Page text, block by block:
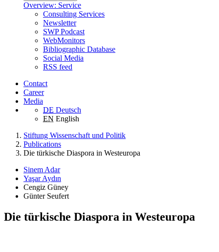
Overview: Service
Consulting Services
Newsletter
SWP Podcast
WebMonitors
Bibliographic Database
Social Media
RSS feed
Contact
Career
Media
DE Deutsch
EN English
Stiftung Wissenschaft und Politik
Publications
Die türkische Diaspora in Westeuropa
Sinem Adar
Yaşar Aydın
Cengiz Güney
Günter Seufert
Die türkische Diaspora in Westeuropa